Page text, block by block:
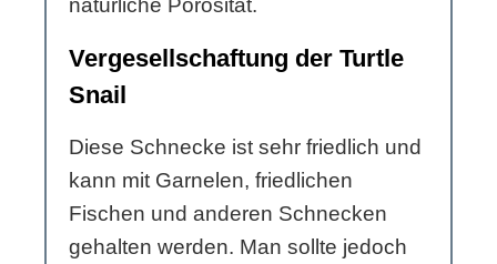
natürliche Porosität.
Vergesellschaftung der Turtle
Snail
Diese Schnecke ist sehr friedlich und
kann mit Garnelen, friedlichen
Fischen und anderen Schnecken
gehalten werden. Man sollte jedoch